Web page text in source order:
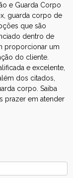
e Guarda Corpo
guarda corpo de
que são
dentro de
proporcionar um
do cliente.
e excelente,
dos citados,
corpo. Saiba
prazer em atender